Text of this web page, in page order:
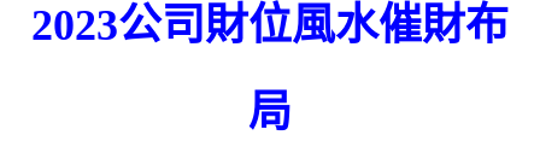
2023公司財位風水催財布
局